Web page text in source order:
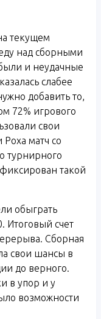
текущем
над сборными
и неудачные
слабее
добавить то,
72% игрового
свои
матч со
турнирного
такой
обыграть
Итоговый счет
Сборная
свои шансы в
до верного.
в упор и у
возможности